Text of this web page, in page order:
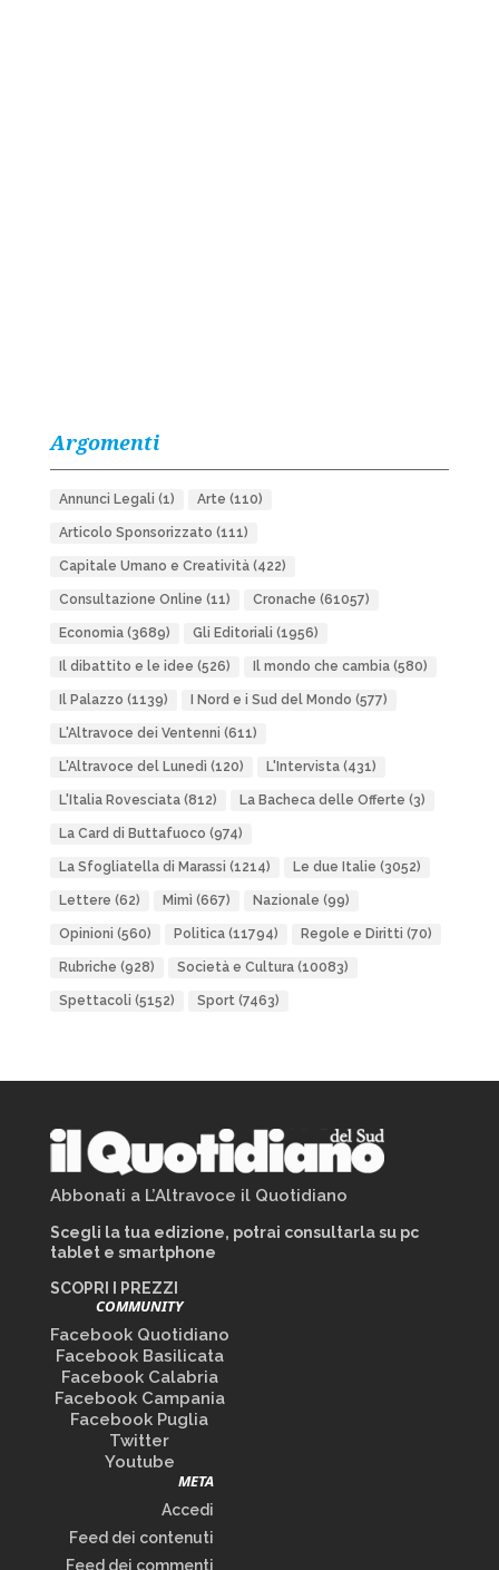
Argomenti
Annunci Legali (1) Arte (110)
Articolo Sponsorizzato (111)
Capitale Umano e Creatività(422)
Consultazione Online (11) Cronache (61057)
Economia(3689) Gli Editoriali (1956)
Il dibattito e le idee (526) Il mondo che cambia(580)
Il Palazzo (1139) I Nord e i Sud del Mondo (577)
L'Altravoce dei Ventenni (611)
L'Altravoce del Lunedì (120) L'Intervista(431)
L'Italia Rovesciata(812) La Bacheca delle Offerte (3)
La Card di Buttafuoco (974)
La Sfogliatella di Marassi (1214) Le due Italie (3052)
Lettere (62) Mimì (667) Nazionale (99)
Opinioni (560) Politica(11794) Regole e Diritti (70)
Rubriche (928) Società e Cultura(10083)
Spettacoli (5152) Sport(7463)
Abbonati a L’Altravoce il Quotidiano
Scegli la tua edizione, potrai consultarla su pc
tablet e smartphone
SCOPRI I PREZZI
COMMUNITY
Facebook Quotidiano
Facebook Basilicata
Facebook Calabria
Facebook Campania
Facebook Puglia
Twitter
Youtube
META
Accedi
Feed dei contenuti
Feed dei commenti